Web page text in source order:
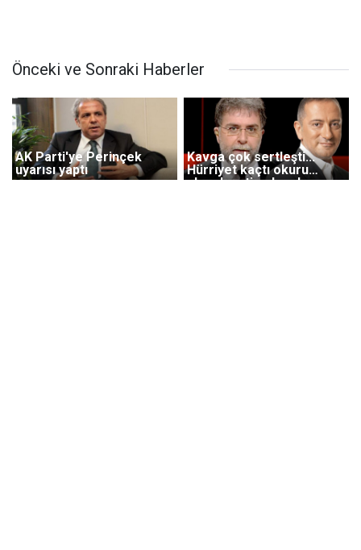
Önceki ve Sonraki Haberler
AK Parti'ye Perinçek
uyarısı yaptı
Kavga çok sertleşti...
Hürriyet kaçtı okuru
ahmak yetine koydu